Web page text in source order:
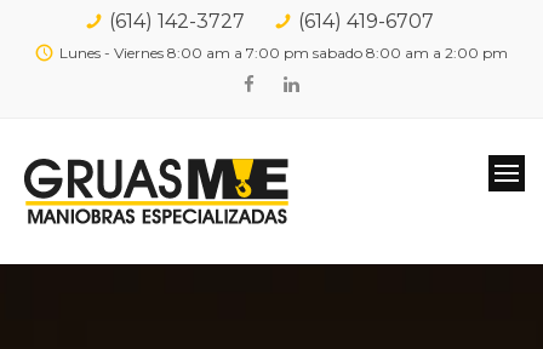
(614) 142-3727 (614) 419-6707
Lunes - Viernes 8:00 am a 7:00 pm sabado 8:00 am a 2:00 pm